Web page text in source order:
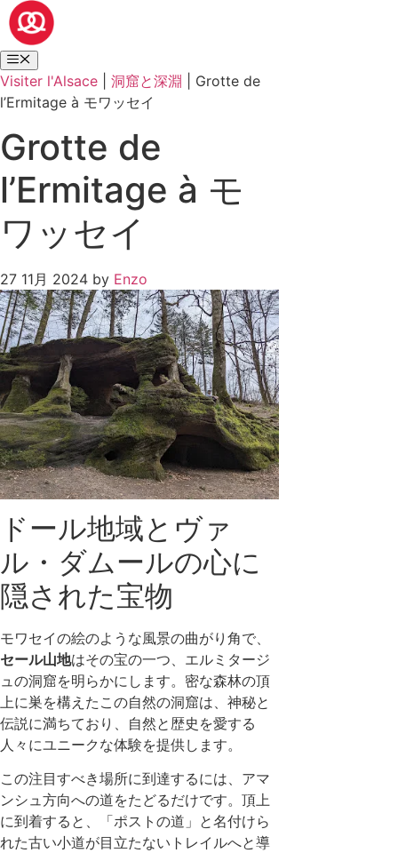
Visiter l'Alsace 洞窟と深淵
Grotte de
l’Ermitage à モワッセイ
Grotte de
l’Ermitage à モ
ワッセイ
27 11月 2024 by Enzo
ドール地域とヴァ
ル・ダムールの心に
隠された宝物
モワセイの絵のような風景の曲がり角で、
セール山地はその宝の一つ、エルミタージ
ュの洞窟を明らかにします。密な森林の頂
上に巣を構えたこの自然の洞窟は、神秘と
伝説に満ちており、自然と歴史を愛する
人々にユニークな体験を提供します。
この注目すべき場所に到達するには、アマ
ンシュ方向への道をたどるだけです。頂上
に到着すると、「ポストの道」と名付けら
れた古い小道が目立たないトレイルへと導